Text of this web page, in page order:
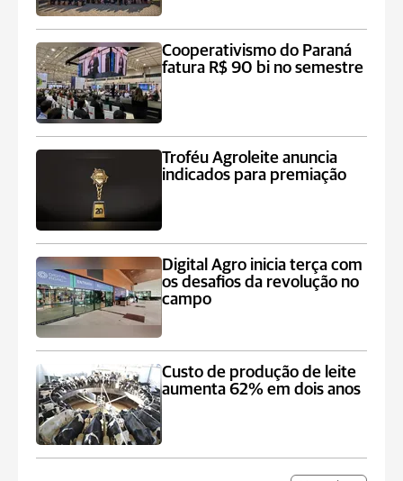
Cooperativismo do Paraná
fatura R$ 90 bi no semestre
Troféu Agroleite anuncia
indicados para premiação
Digital Agro inicia terça com
os desafios da revolução no
campo
Custo de produção de leite
aumenta 62% em dois anos